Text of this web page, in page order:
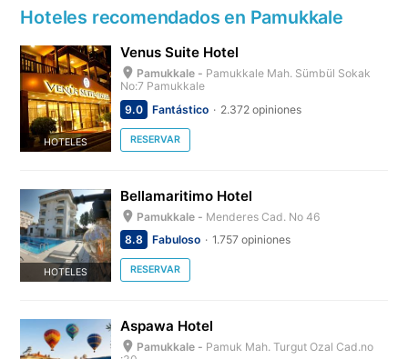
Hoteles recomendados en Pamukkale
HOTELES
Venus Suite Hotel
Pamukkale - Pamukkale Mah. Sümbül Sokak
No:7 Pamukkale
9.0
Fantástico 2.372 opiniones
RESERVAR
HOTELES
Bellamaritimo Hotel
Pamukkale - Menderes Cad. No 46
8.8
Fabuloso 1.757 opiniones
RESERVAR
Aspawa Hotel
Pamukkale - Pamuk Mah. Turgut Ozal Cad.no